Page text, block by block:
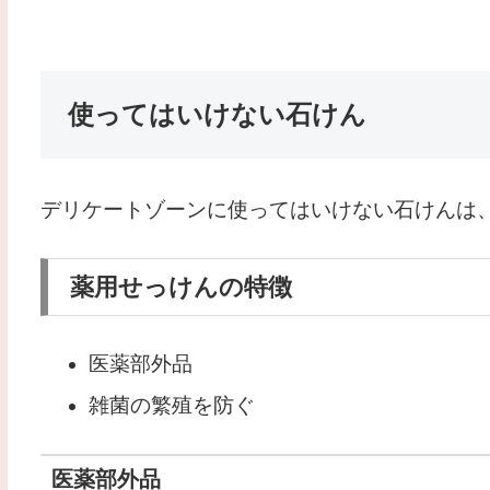
使ってはいけない石けん
デリケートゾーンに使ってはいけない石けんは
薬用せっけんの特徴
医薬部外品
雑菌の繁殖を防ぐ
医薬部外品